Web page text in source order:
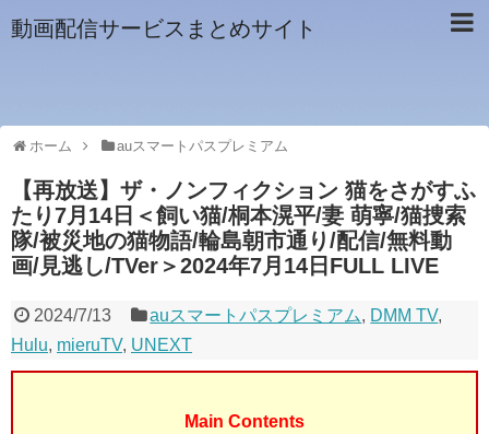
動画配信サービスまとめサイト
ホーム auスマートパスプレミアム
【再放送】ザ・ノンフィクション 猫をさがすふ
たり7月14日＜飼い猫/桐本滉平/妻 萌寧/猫捜索
隊/被災地の猫物語/輪島朝市通り/配信/無料動
画/見逃し/TVer＞2024年7月14日FULL LIVE
2024/7/13 auスマートパスプレミアム, DMM TV,
Hulu, mieruTV, UNEXT
Main Contents